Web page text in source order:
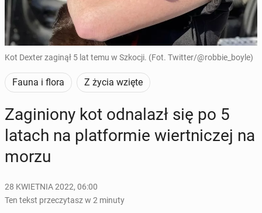
Kot Dexter zaginął 5 lat temu w Szkocji. (Fot. Twitter/@robbie_boyle)
Fauna i flora Z życia wzięte
Za­gi­nio­ny kot od­na­lazł się po 5
latach na plat­for­mie wiert­ni­czej na
morzu
28 KWIETNIA 2022, 06:00
Ten tekst przeczytasz w 2 minuty